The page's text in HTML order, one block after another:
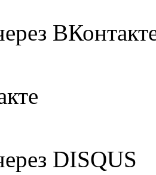
DISQUS